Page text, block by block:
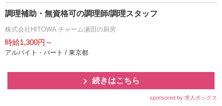
調理補助・無資格可の調理師/調理スタッフ
株式会社HITOWA チャーム瀬田の厨房
時給1,300円～
アルバイト・パート / 東京都
続きはこちら
sponsored by 求人ボックス